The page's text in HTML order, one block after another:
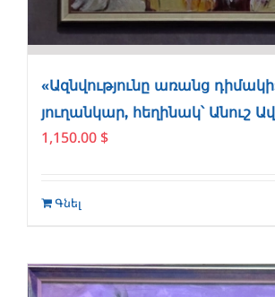
«Ազնվությունը առանց
յուղանկար, հեղինակ՝ Անուշ
1,150.00 $
Գնել